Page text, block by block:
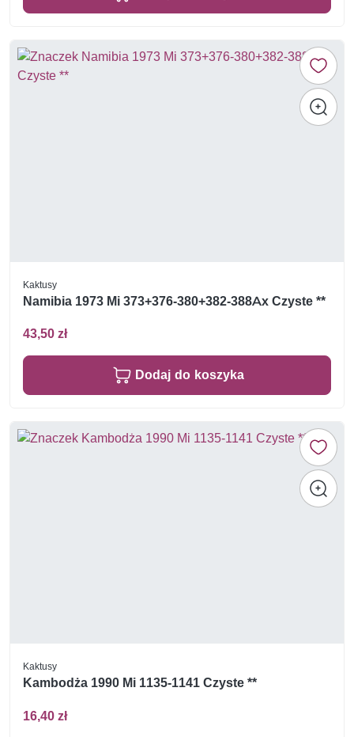
Kaktusy
Namibia 1973 Mi 373+376-380+382-388Ax Czyste **
43,50 zł
Dodaj do koszyka
Kaktusy
Kambodża 1990 Mi 1135-1141 Czyste **
16,40 zł